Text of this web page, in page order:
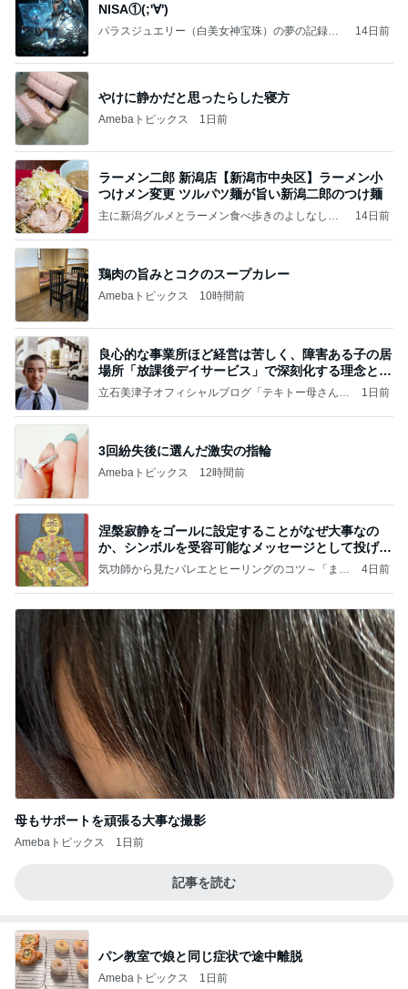
NISA①(;'∀')
パラスジュエリー（白美女神宝珠）の夢の記録
14日前
やけに静かだと思ったらした寝方
Amebaトピックス 1日前
ラーメン二郎 新潟店【新潟市中央区】ラーメン小
つけメン変更 ツルパツ麺が旨い新潟二郎のつけ麺
主に新潟グルメとラーメン食べ歩きのよしなしご
14日前
鶏肉の旨みとコクのスープカレー
Amebaトピックス 10時間前
良心的な事業所ほど経営は苦しく、障害ある子の居
場所「放課後デイサービス」で深刻化する理念と現
実の
立石美津子オフィシャルブログ「テキトー母さんの
1日前
3回紛失後に選んだ激安の指輪
Amebaトピックス 12時間前
涅槃寂静をゴールに設定することがなぜ大事なの
か、シンボルを受容可能なメッセージとして投げる
ことが
気功師から見たバレエとヒーリングのコツ～「まと
4日前
母もサポートを頑張る大事な撮影
Amebaトピックス 1日前
記事を読む
パン教室で娘と同じ症状で途中離脱
Amebaトピックス 1日前